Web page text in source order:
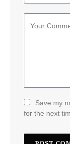
Save my
for the next